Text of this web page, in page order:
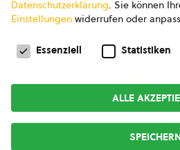
Copyright © 2026
Datenschutzerklärung. Sie können
Einstellungen widerrufen oder
Datenschutzeinstellungen
Essenziell Statistiken
ALLE